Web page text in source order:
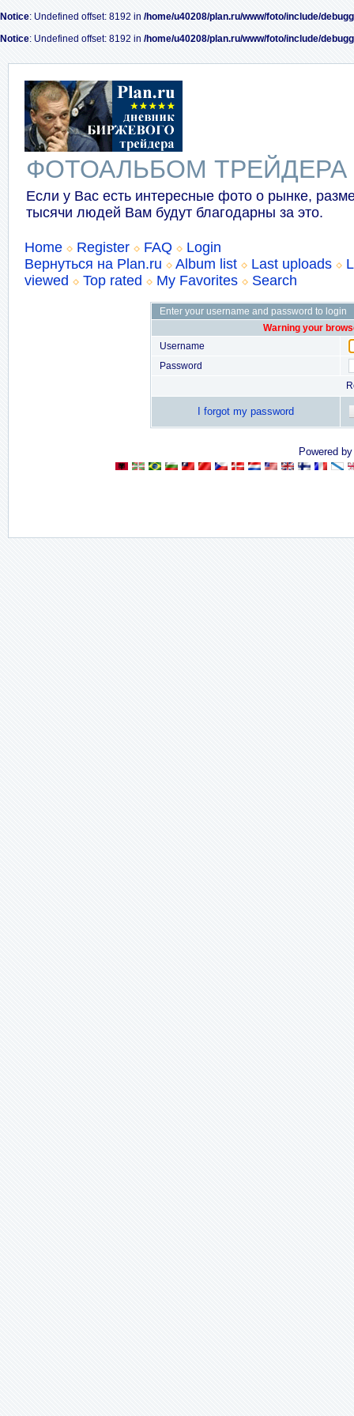
Notice: Undefined offset: 8192 in /home/u40208/plan.ru/www/foto/include/
Notice: Undefined offset: 8192 in /home/u40208/plan.ru/www/foto/include/
ФОТОАЛЬБОМ ТРЕЙДЕРА
Если у Вас есть интересные фото о рынке,
тысячи людей Вам будут благодарны за это.
Home Register FAQ
Login
Вернуться на Plan.ru
Album list Last uploads
viewed
Top rated My Favorites Search
Enter your username and password to login
Warning your
Username
Password
I forgot my password
Powered